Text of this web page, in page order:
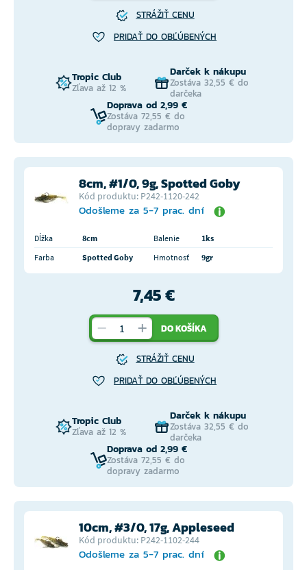
STRÁŽIŤ CENU
PRIDAŤ DO OBĽÚBENÝCH
Tropic Club
Zľava až 12 %
Darček k nákupu
Zostáva 32,55 € do
darčeka
Doprava od 2,99 €
Zostáva 72,55 € do
dopravy zadarmo
8cm, #1/0, 9g, Spotted Goby
Kód produktu: P242-1120-242
Odošleme za 5-7 prac. dní
Dĺžka 8cm Balenie
1ks
Farba
Spotted Goby Hmotnosť 9gr
7,45 €
DO KOŠÍKA
STRÁŽIŤ CENU
PRIDAŤ DO OBĽÚBENÝCH
Tropic Club
Zľava až 12 %
Darček k nákupu
Zostáva 32,55 € do
darčeka
Doprava od 2,99 €
Zostáva 72,55 € do
dopravy zadarmo
10cm, #3/0, 17g, Appleseed
Kód produktu: P242-1102-244
Odošleme za 5-7 prac. dní